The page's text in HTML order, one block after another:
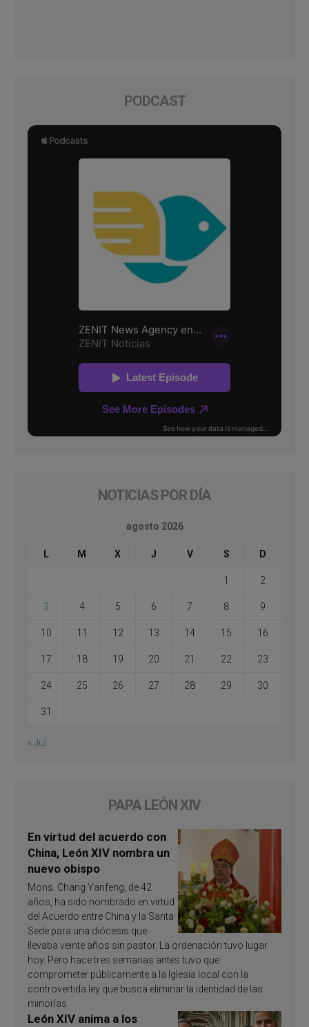
PODCAST
NOTICIAS POR DÍA
agosto 2026
L M X J V S D
1 2
3 4 5 6 7 8 9
10 11 12 13 14 15 16
17 18 19 20 21 22 23
24 25 26 27 28 29 30
31
« Jul
PAPA LEÓN XIV
En virtud del acuerdo con
China, León XIV nombra un
nuevo obispo
Mons. Chang Yanfeng, de 42
años, ha sido nombrado en virtud
del Acuerdo entre China y la Santa
Sede para una diócesis que
llevaba veinte años sin pastor. La ordenación tuvo lugar
hoy. Pero hace tres semanas antes tuvo que
comprometer públicamente a la Iglesia local con la
controvertida ley que busca eliminar la identidad de las
minorías.
León XIV anima a los